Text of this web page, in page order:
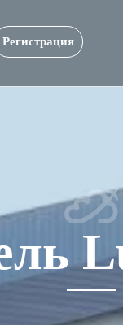
Регистрация